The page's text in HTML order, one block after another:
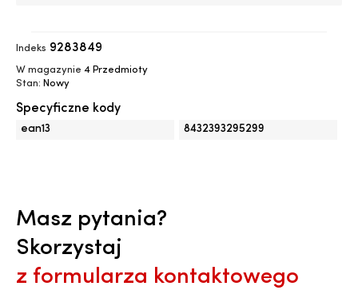
Indeks 9283849
W magazynie 4 Przedmioty
Stan: Nowy
Specyficzne kody
ean13 8432393295299
Masz pytania?
Skorzystaj
z formularza kontaktowego